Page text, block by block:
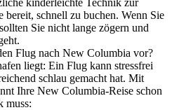
kinderleichte Technik zur
bereit, schnell zu buchen. Wenn Sie
Sie nicht lange zögern und
Flug nach New Columbia vor?
liegt: Ein Flug kann stressfrei
schlau gemacht hat. Mit
Ihre New Columbia-Reise schon
muss: